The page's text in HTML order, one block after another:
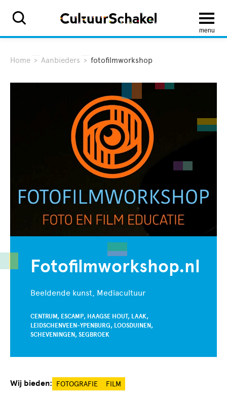
menu
Home > Aanbieders > fotofilmworkshop
Fotofilmworkshop.nl
Beeldende kunst, Mediacultuur
CENTRUM, ESCAMP, HAAGSE HOUT, LAAK,
LEIDSCHENVEEN-YPENBURG, LOOSDUINEN,
SCHEVENINGEN, SEGBROEK
Wij bieden: FOTOGRAFIE FILM